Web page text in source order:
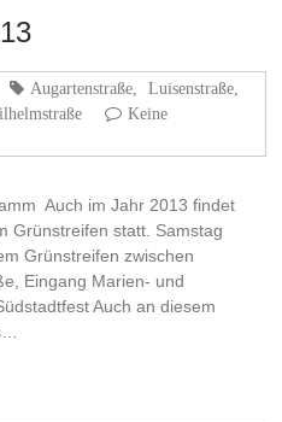
Augartenstraße Luisenstraße
Keine
Auch im Jahr 2013 findet
Grünstreifen statt. Samstag
Grünstreifen zwischen
Eingang Marien- und
Auch an diesem